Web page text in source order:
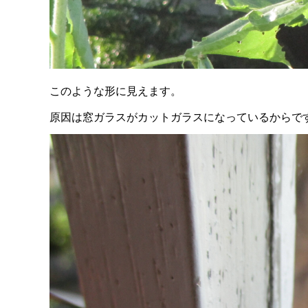
このような形に見えます。
原因は窓ガラスがカットガラスになっているからで